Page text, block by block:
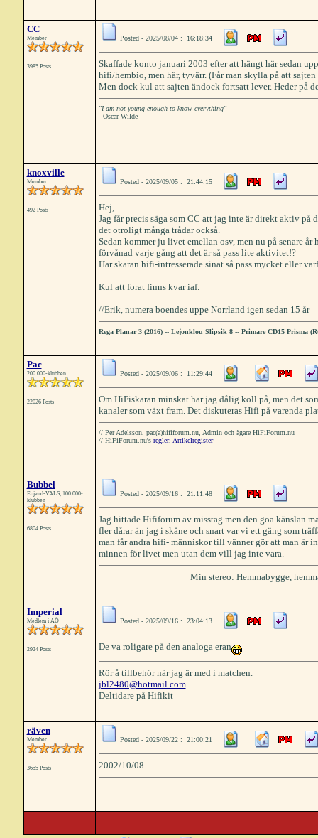
CC
Member
3985 Posts
Posted - 2025/08/04 : 16:18:34
Skaffade konto januari 2003 efter att hängt här sedan
hifi/hembio, men här, tyvärr. (Får man skylla på att
Men dock kul att sajten ändock fortsatt lever. Heder på
"I am not young enough to know everything"
- Oscar Wilde -
knoxville
Member
492 Posts
Posted - 2025/09/05 : 21:44:15
Hej,
Jag får precis säga som CC att jag inte är direkt aktiv på
det otroligt många trådar också.
Sedan kommer ju livet emellan osv, men nu på senare
förvånad varje gång att det är så pass lite aktivitet!?
Har skaran hifi-intresserade sinat så pass mycket eller
Kul att forat finns kvar iaf.
//Erik, numera boendes uppe Norrland igen sedan 15 år
Rega Planar 3 (2016)-- Lejonklou Slipsik 8-- Primare CD15 Prisma
Pac
200.000-klubben
22026 Posts
Posted - 2025/09/06 : 11:29:44
Om HiFiskaran minskat har jag dålig koll på, men det
kanaler som växt fram. Det diskuteras Hifi på varenda
// Per Adelsson, pac(a)hififorum.nu, Admin och ägare HiFiForum.nu
// HiFiForum.nu's regler, Artikelregister
Bubbel
Eojeud-VALS, 100.000-
klubben
6804 Posts
Posted - 2025/09/16 : 21:11:48
Jag hittade Hififorum av misstag men den goa känslan
fler dårar än jag i skåne och snart var vi ett gäng som
man får andra hifi- människor till vänner gör att man är
minnen för livet men utan dem vill jag inte vara.
Min stereo: Hemmabygge,
Imperial
Medlem i AÖ
2924 Posts
Posted - 2025/09/16 : 23:04:13
De va roligare på den analoga eran
Rör å tillbehör när jag är med i matchen.
jbl2480@hotmail.com
Deltidare på Hifikit
räven
Member
3655 Posts
Posted - 2025/09/22 : 21:00:21
2002/10/08